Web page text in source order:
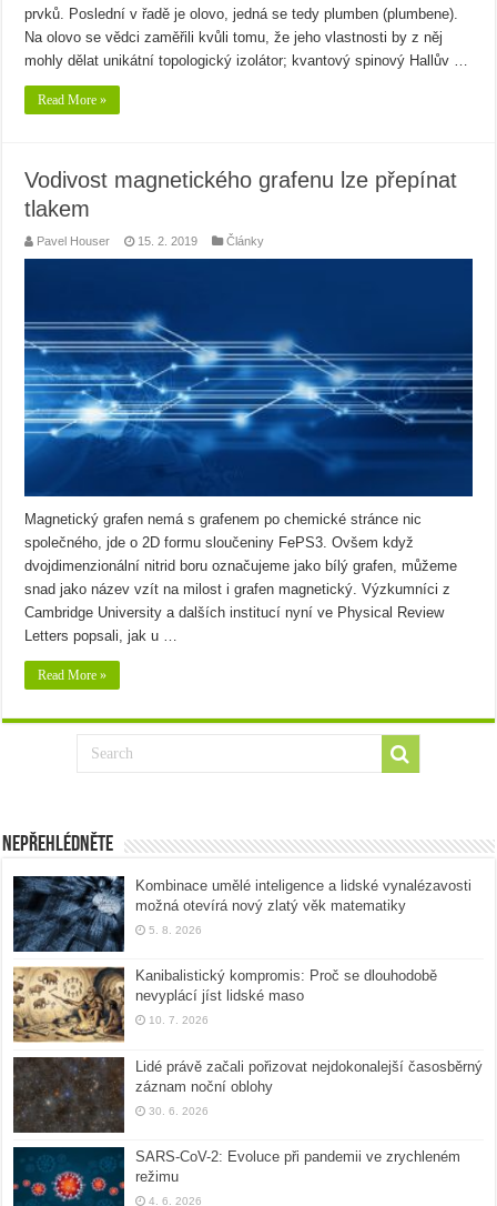
prvků. Poslední v řadě je olovo, jedná se tedy plumben (plumbene).
Na olovo se vědci zaměřili kvůli tomu, že jeho vlastnosti by z něj
mohly dělat unikátní topologický izolátor; kvantový spinový Hallův …
Read More »
Vodivost magnetického grafenu lze přepínat
tlakem
Pavel Houser 15. 2. 2019 Články
Magnetický grafen nemá s grafenem po chemické stránce nic
společného, jde o 2D formu sloučeniny FePS3. Ovšem když
dvojdimenzionální nitrid boru označujeme jako bílý grafen, můžeme
snad jako název vzít na milost i grafen magnetický. Výzkumníci z
Cambridge University a dalších institucí nyní ve Physical Review
Letters popsali, jak u …
Read More »
Nepřehlédněte
Kombinace umělé inteligence a lidské vynalézavosti
možná otevírá nový zlatý věk matematiky
5. 8. 2026
Kanibalistický kompromis: Proč se dlouhodobě
nevyplácí jíst lidské maso
10. 7. 2026
Lidé právě začali pořizovat nejdokonalejší časosběrný
záznam noční oblohy
30. 6. 2026
SARS-CoV-2: Evoluce při pandemii ve zrychleném
režimu
4. 6. 2026